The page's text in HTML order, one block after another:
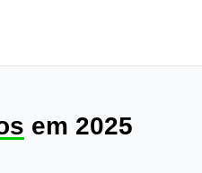
em 2025